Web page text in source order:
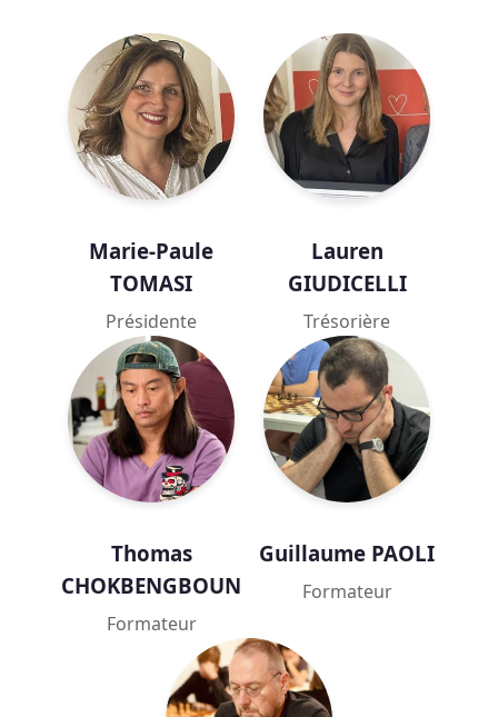
Marie-Paule
TOMASI
Présidente
Lauren
GIUDICELLI
Trésorière
Thomas
CHOKBENGBOUN
Formateur
Guillaume PAOLI
Formateur